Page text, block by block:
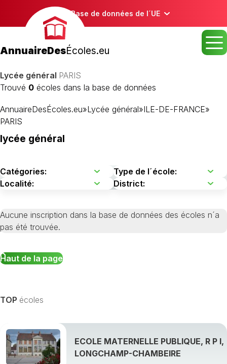
Base de données de l´UE
AnnuaireDesÉcoles.eu
Lycée général PARIS
Trouvé 0 écoles dans la base de données
AnnuaireDesÉcoles.eu»Lycée général»ILE-DE-FRANCE»
PARIS
lycée général
Aucune inscription dans la base de données des écoles n´a
pas été trouvée.
Haut de la page
TOP écoles
ECOLE MATERNELLE PUBLIQUE, R P I,
LONGCHAMP-CHAMBEIRE